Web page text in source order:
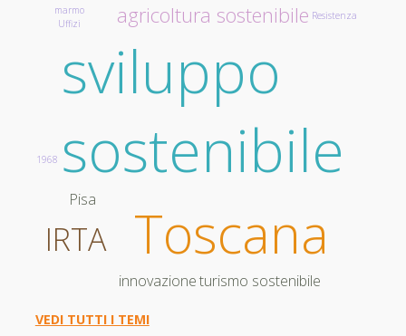
sviluppo
sostenibile
Toscana
IRTA
agricoltura sostenibile
innovazioneturismo sostenibile
Pisa
Resistenza
marmo
1968
Uffizi
VEDI TUTTI I TEMI